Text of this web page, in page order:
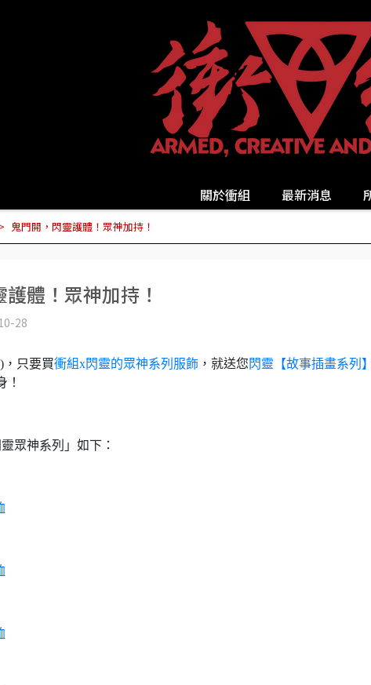
關於衝組 最新消息
鬼門開，閃靈護體！眾神加持！
體！眾神加持！
28
，只要買衝組x閃靈的眾神系列服飾 ，就送您閃靈【故事插畫系列
！
眾神系列」如下：